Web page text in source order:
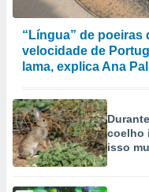
“Língua” de poeiras
velocidade de
lama, explica Ana
coelho
isso